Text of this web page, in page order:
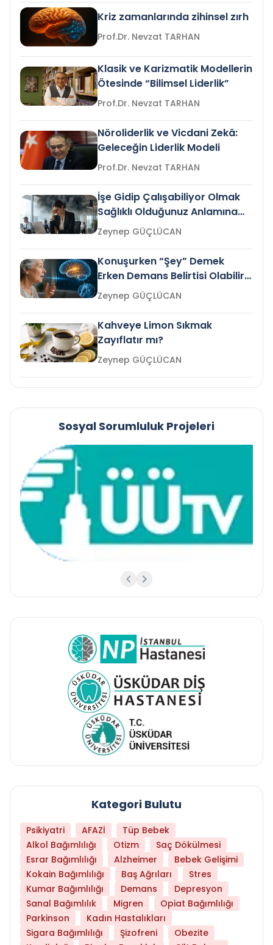
Kriz zamanlarında zihinsel zırh
Prof.Dr. Nevzat TARHAN
Klasik ve Karizmatik Modellerin
Ötesinde “Bilimsel Liderlik”
Prof.Dr. Nevzat TARHAN
Nöroliderlik ve Vicdani Zekâ:
Geleceğin Liderlik Modeli
Prof.Dr. Nevzat TARHAN
İşe Gidip Çalışabiliyor Olmak
Sağlıklı Olduğunuz Anlamına
Gelir mi?Zeynep GÜÇLÜCAN
Konuşurken “Şey” Demek
Erken Demans Belirtisi Olabilir
mi?
Zeynep GÜÇLÜCAN
Kahveye Limon Sıkmak
Zayıflatır mı?
Zeynep GÜÇLÜCAN
Sosyal Sorumluluk Projeleri
Kategori Bulutu
Psikiyatri AFAZİ
Tüp Bebek
Alkol Bağımlılığı
Otizm
Saç Dökülmesi
Esrar Bağımlılığı
Alzheimer
Bebek Gelişimi
Kokain Bağımlılığı
Baş Ağrıları
Stres
Kumar Bağımlılığı
Demans
Depresyon
Sanal Bağımlılık
Migren
Opiat Bağımlılığı
Parkinson
Kadın Hastalıkları
Sigara Bağımlılığı
Şizofreni
Obezite